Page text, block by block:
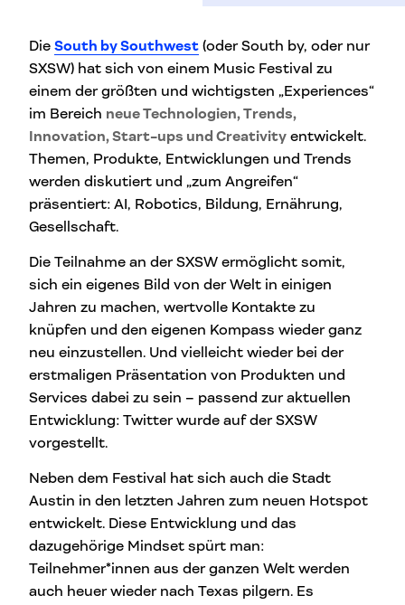
Die South by Southwest (oder South by, oder nur
SXSW) hat sich von einem Music Festival zu
einem der größten und wichtigsten „Experiences“
im Bereich neue Technologien, Trends,
Innovation, Start-ups und Creativity entwickelt.
Themen, Produkte, Entwicklungen und Trends
werden diskutiert und „zum Angreifen“
präsentiert: AI, Robotics, Bildung, Ernährung,
Gesellschaft.
Die Teilnahme an der SXSW ermöglicht somit,
sich ein eigenes Bild von der Welt in einigen
Jahren zu machen, wertvolle Kontakte zu
knüpfen und den eigenen Kompass wieder ganz
neu einzustellen. Und vielleicht wieder bei der
erstmaligen Präsentation von Produkten und
Services dabei zu sein – passend zur aktuellen
Entwicklung: Twitter wurde auf der SXSW
vorgestellt.
Neben dem Festival hat sich auch die Stadt
Austin in den letzten Jahren zum neuen Hotspot
entwickelt. Diese Entwicklung und das
dazugehörige Mindset spürt man:
Teilnehmer*innen aus der ganzen Welt werden
auch heuer wieder nach Texas pilgern. Es